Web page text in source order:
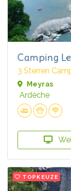
Camping
3 Sterren
Meyras
Ardèche
TOPKEUZE